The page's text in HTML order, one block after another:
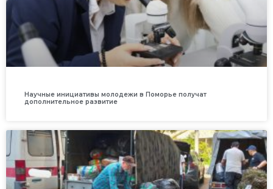
Научные инициативы молодежи в Поморье получат
дополнительное развитие